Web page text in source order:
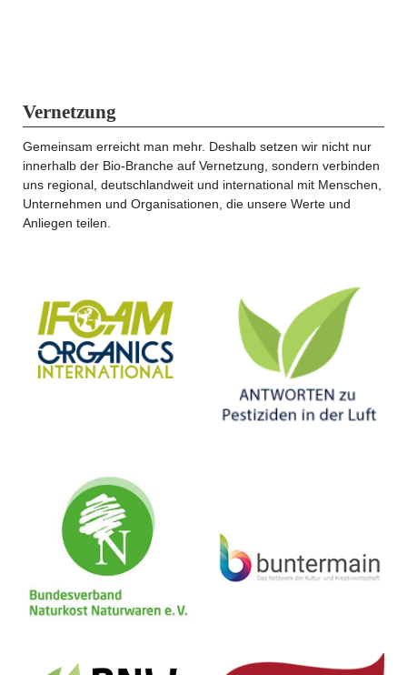
Vernetzung
Gemeinsam erreicht man mehr. Deshalb setzen wir nicht nur
innerhalb der Bio-Branche auf Vernetzung, sondern verbinden
uns regional, deutschlandweit und international mit Menschen,
Unternehmen und Organisationen, die unsere Werte und
Anliegen teilen.